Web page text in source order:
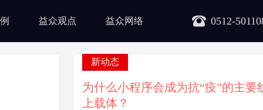
0512-
益众观点 益众网络
新动态
为什么小程序会成为抗“疫”的主要
上载体？